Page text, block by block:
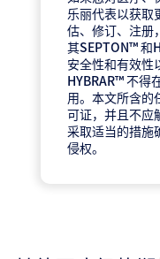
乐丽代表以获取
估、修订、注册
其SEPTON™ 和
安全性和有效性
HYBRAR™ 不得
用。本文所含的
可证，并且不应
采取适当的措施
侵权。